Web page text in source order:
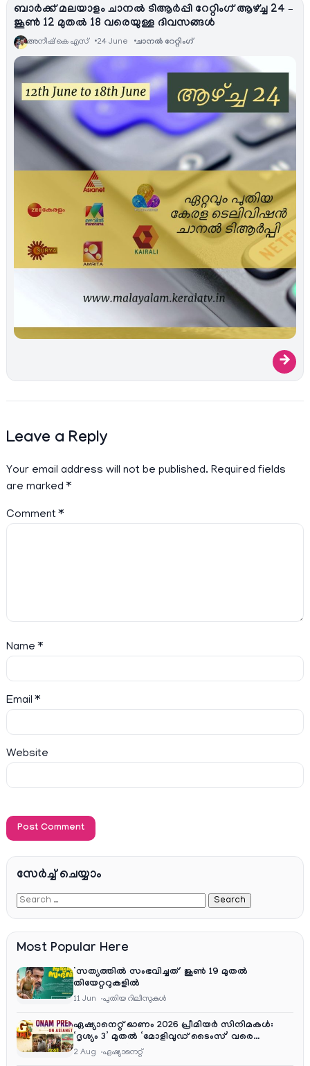
ബാര്‍ക്ക് മലയാളം ചാനല്‍ ടിആര്‍പ്പി റേറ്റിംഗ് ആഴ്ച്ച 24 –
ജൂണ്‍ 12 മുതല്‍ 18 വരെയുള്ള ദിവസങ്ങള്‍
അനീഷ്‌ കെ എസ് 24 June ചാനല്‍ റേറ്റിംഗ്
→
Leave a Reply
Your email address will not be published. Required fields
are marked*
Comment*
Name*
Email*
Website
സേര്‍ച്ച്‌ ചെയ്യാം
Most Popular Here
‘സത്യത്തിൽ സംഭവിച്ചത്’ ജൂൺ 19 മുതൽ
തിയേറ്ററുകളിൽ
11 Jun പുതിയ റിലീസുകള്‍
ഏഷ്യാനെറ്റ് ഓണം 2026 പ്രീമിയർ സിനിമകൾ:
‘ദൃശ്യം 3’ മുതൽ ‘മോളിവുഡ് ടൈംസ്’ വരെ
ആഘോഷ വിരുന്ന്
2 Aug ഏഷ്യാനെറ്റ്‌